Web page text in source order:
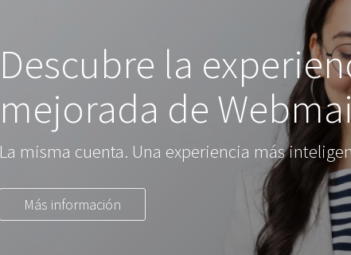
Descubre la
mejorada de
La misma cuenta. Una experiencia más
Más información